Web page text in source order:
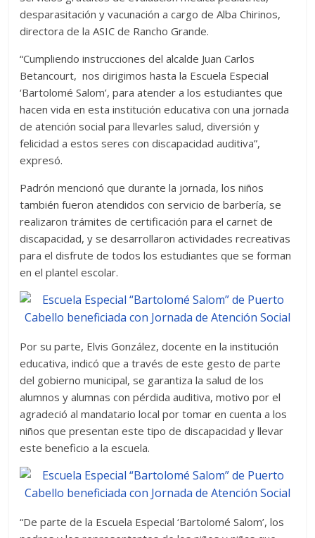
desparasitación y vacunación a cargo de Alba Chirinos,
directora de la ASIC de Rancho Grande.
“Cumpliendo instrucciones del alcalde Juan Carlos
Betancourt, nos dirigimos hasta la Escuela Especial
‘Bartolomé Salom’, para atender a los estudiantes que
hacen vida en esta institución educativa con una jornada
de atención social para llevarles salud, diversión y
felicidad a estos seres con discapacidad auditiva”,
expresó.
Padrón mencionó que durante la jornada, los niños
también fueron atendidos con servicio de barbería, se
realizaron trámites de certificación para el carnet de
discapacidad, y se desarrollaron actividades recreativas
para el disfrute de todos los estudiantes que se forman
en el plantel escolar.
Por su parte, Elvis González, docente en la institución
educativa, indicó que a través de este gesto de parte
del gobierno municipal, se garantiza la salud de los
alumnos y alumnas con pérdida auditiva, motivo por el
agradeció al mandatario local por tomar en cuenta a los
niños que presentan este tipo de discapacidad y llevar
este beneficio a la escuela.
“De parte de la Escuela Especial ‘Bartolomé Salom’, los